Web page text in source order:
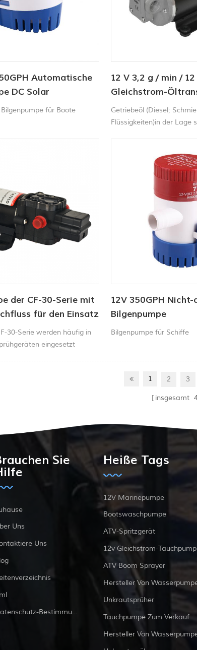
Automatische
DC Solar
für Boote
12 V 3,2 g / min /
Gleichstrom-
für rv
Getriebeöl (Diesel;
Flüssigkeiten)in der Lage
der CF-30-Serie mit
für den Einsatz
30-Serie werden häufig in
eingesetzt
12V 350GPH
Bilgenpumpe
Bilgenpumpe für Schiffe
1 2 3
insgesamt
Sie
Uns
Uns
Datenschutz-Bestimmungen
Heiße Tags
12V Marinepumpe
Bootswaschpumpe
ATV-Spritzgerät
12v Gleichstrom-
ATV Boom Sprayer
Hersteller Von
Unkrautsprüher
Tauchpumpe Zum Verkauf
Hersteller Von